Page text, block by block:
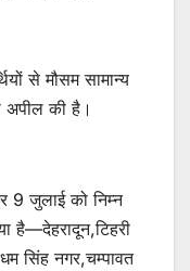
से मौसम सामान्य
की है।
9 जुलाई को निम्न
है—देहरादून,टिहरी
सिंह नगर,चम्पावत